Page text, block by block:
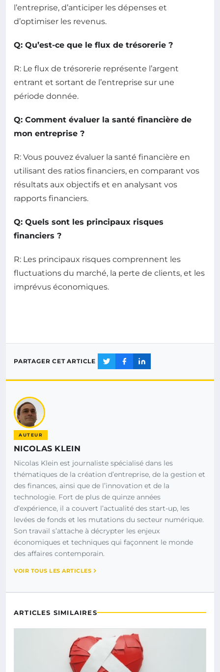
l’entreprise, d’anticiper les dépenses et
d’optimiser les revenus.
Q: Qu’est-ce que le flux de trésorerie ?
R: Le flux de trésorerie représente l’argent
entrant et sortant de l’entreprise sur une
période donnée.
Q: Comment évaluer la santé financière de
mon entreprise ?
R: Vous pouvez évaluer la santé financière en
utilisant des ratios financiers, en comparant vos
résultats aux objectifs et en analysant vos
rapports financiers.
Q: Quels sont les principaux risques
financiers ?
R: Les principaux risques comprennent les
fluctuations du marché, la perte de clients, et les
imprévus économiques.
PARTAGER CET ARTICLE
AUTEUR
NICOLAS KLEIN
Nicolas Klein est journaliste spécialisé dans les
thématiques de la création d’entreprise, de la gestion et
des finances, ainsi que de l’innovation et de la
technologie. Fort de plus de quinze années
d’expérience, il a couvert l’actualité des start-up, les
levées de fonds et les mutations du secteur numérique.
Son travail s’attache à décrypter les enjeux
économiques et techniques qui façonnent le monde
des affaires contemporain.
VOIR TOUS LES ARTICLES
ARTICLES SIMILAIRES